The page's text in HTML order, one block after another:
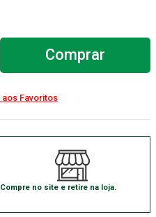
Comprar
Compre no site e retire na loja.